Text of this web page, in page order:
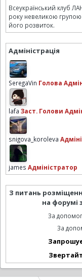
Всеукраїнський клуб
року невеликою
його розвиток.
Адміністрація
SeregaVin Голова
lafa Заст. Голови
snigova_koroleva
james Адміністратор
З питань
на форумі
За
За